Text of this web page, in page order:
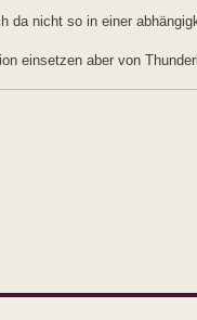
da nicht so in einer
einsetzen aber von